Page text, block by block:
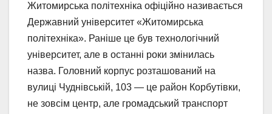
Житомирська політехніка офіційно називається
Державний університет «Житомирська
політехніка». Раніше це був технологічний
університет, але в останні роки змінилась
назва. Головний корпус розташований на
вулиці Чуднівській, 103 — це район Корбутівки,
не зовсім центр, але громадський транспорт